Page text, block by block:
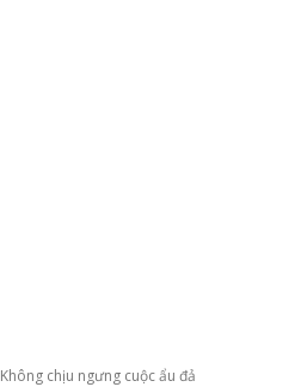
Không chịu ngưng cuộc ẩu đả